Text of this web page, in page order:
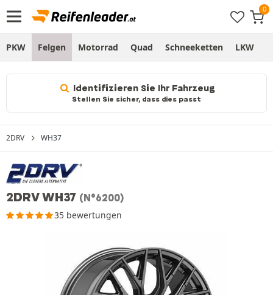
PKW Felgen Motorrad Quad Schneeketten LKW
Identifizieren Sie Ihr Fahrzeug
Stellen Sie sicher, dass dies passt
2DRV WH37
2DRV WH37 (N°6200)
35 bewertungen